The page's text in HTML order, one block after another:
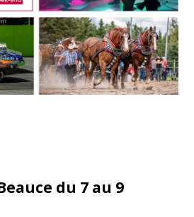
du 7 au 9